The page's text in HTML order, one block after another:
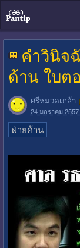
คำวินิจ
ด้าน ใบต
ศรีหมวดเกล้า
24 มกราคม 2557
ฝ่ายค้าน